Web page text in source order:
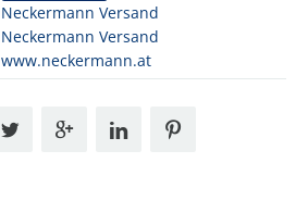
Neckermann Versand
Neckermann Versand
www.neckermann.at